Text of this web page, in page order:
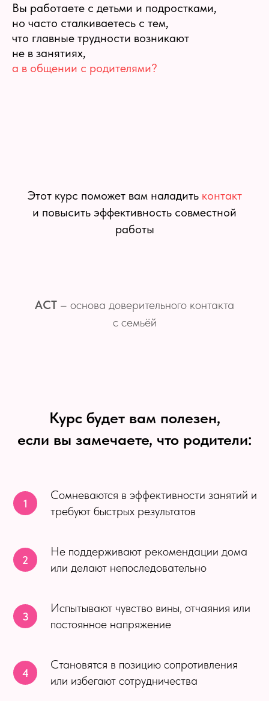
Вы работаете с детьми и подростками,
но часто сталкиваетесь с тем,
что главные трудности возникают
не в занятиях,
а в общении с родителями?
Этот курс поможет вам наладить контакт
и повысить эффективность совместной
работы
АСТ – основа доверительного контакта
с семьёй
Курс будет вам полезен,
если вы замечаете, что родители:
Сомневаются в эффективности занятий и
требуют быстрых результатов
Не поддерживают рекомендации дома
или делают непоследовательно
Испытывают чувство вины, отчаяния или
постоянное напряжение
Становятся в позицию сопротивления
или избегают сотрудничества